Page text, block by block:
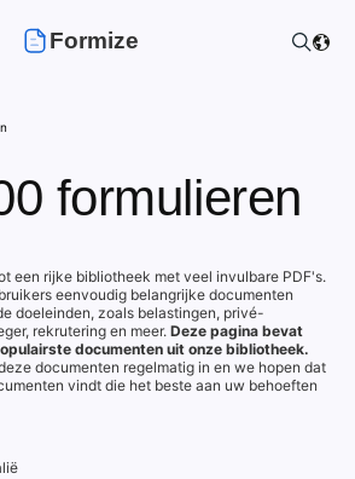
Formize
formulieren
een rijke bibliotheek met veel invulbare PDF's.
eenvoudig belangrijke documenten
doeleinden, zoals belastingen, privé-
rekrutering en meer. Deze pagina bevat
documenten uit onze bibliotheek.
documenten regelmatig in en we hopen dat
vindt die het beste aan uw behoeften